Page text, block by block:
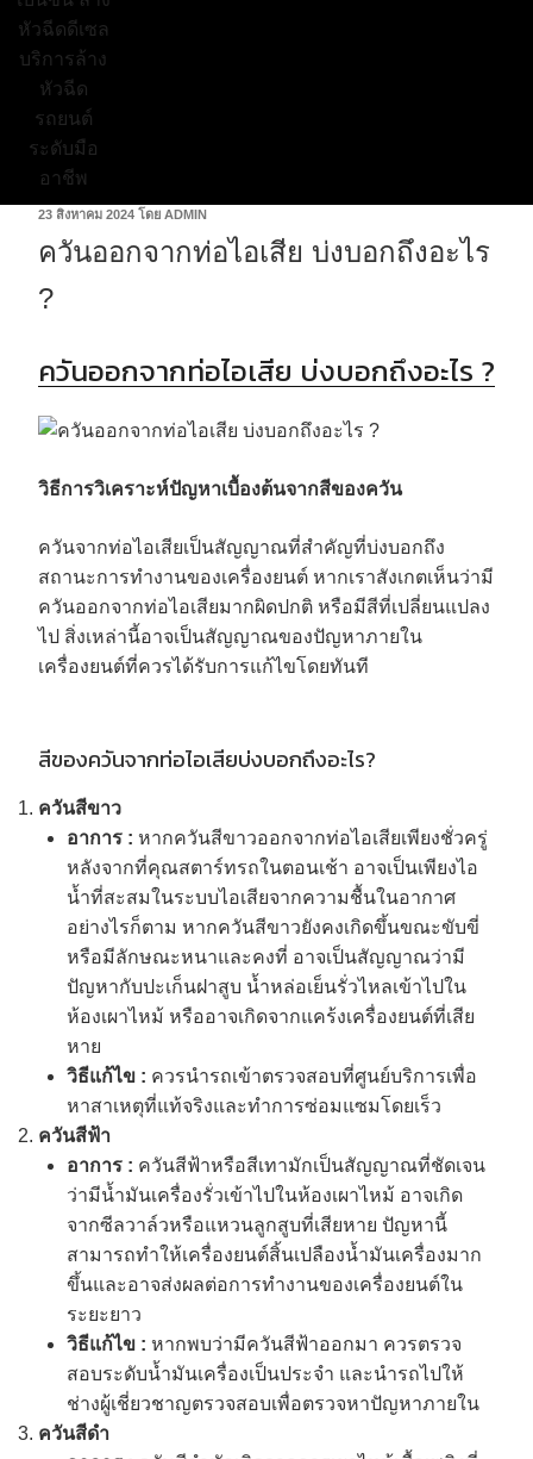
23 สิงหาคม 2024 โดย ADMIN
ควันออกจากท่อไอเสีย บ่งบอกถึงอะไร
?
ควันออกจากท่อไอเสีย บ่งบอกถึงอะไร ?
วิธีการวิเคราะห์ปัญหาเบื้องต้นจากสีของควัน
ควันจากท่อไอเสียเป็นสัญญาณที่สำคัญที่บ่งบอกถึง
สถานะการทำงานของเครื่องยนต์ หากเราสังเกตเห็นว่ามี
ควันออกจากท่อไอเสียมากผิดปกติ หรือมีสีที่เปลี่ยนแปลง
ไป สิ่งเหล่านี้อาจเป็นสัญญาณของปัญหาภายใน
เครื่องยนต์ที่ควรได้รับการแก้ไขโดยทันที
สีของควันจากท่อไอเสียบ่งบอกถึงอะไร?
ควันสีขาว
อาการ : หากควันสีขาวออกจากท่อไอเสียเพียงชั่วครู่
หลังจากที่คุณสตาร์ทรถในตอนเช้า อาจเป็นเพียงไอ
น้ำที่สะสมในระบบไอเสียจากความชื้นในอากาศ
อย่างไรก็ตาม หากควันสีขาวยังคงเกิดขึ้นขณะขับขี่
หรือมีลักษณะหนาและคงที่ อาจเป็นสัญญาณว่ามี
ปัญหากับปะเก็นฝาสูบ น้ำหล่อเย็นรั่วไหลเข้าไปใน
ห้องเผาไหม้ หรืออาจเกิดจากแคร้งเครื่องยนต์ที่เสีย
หาย
วิธีแก้ไข : ควรนำรถเข้าตรวจสอบที่ศูนย์บริการเพื่อ
หาสาเหตุที่แท้จริงและทำการซ่อมแซมโดยเร็ว
ควันสีฟ้า
อาการ : ควันสีฟ้าหรือสีเทามักเป็นสัญญาณที่ชัดเจน
ว่ามีน้ำมันเครื่องรั่วเข้าไปในห้องเผาไหม้ อาจเกิด
จากซีลวาล์วหรือแหวนลูกสูบที่เสียหาย ปัญหานี้
สามารถทำให้เครื่องยนต์สิ้นเปลืองน้ำมันเครื่องมาก
ขึ้นและอาจส่งผลต่อการทำงานของเครื่องยนต์ใน
ระยะยาว
วิธีแก้ไข : หากพบว่ามีควันสีฟ้าออกมา ควรตรวจ
สอบระดับน้ำมันเครื่องเป็นประจำ และนำรถไปให้
ช่างผู้เชี่ยวชาญตรวจสอบเพื่อตรวจหาปัญหาภายใน
ควันสีดำ